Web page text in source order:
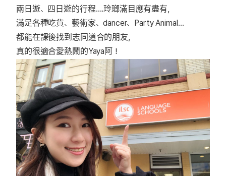
兩日遊、四日遊的行程….玲瑯滿目應有盡有，
滿足各種吃貨、藝術家、dancer、Party Animal…
都能在課後找到志同道合的朋友，
真的很適合愛熱鬧的Yaya阿！